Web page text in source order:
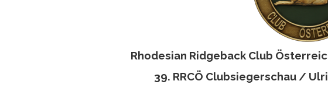
Rhodesian Ridgeback Club
39. RRCÖ Clubsiegerschau /